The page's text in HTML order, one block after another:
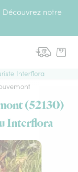
Découvrez notre
Interflora
(52130)
Interflora